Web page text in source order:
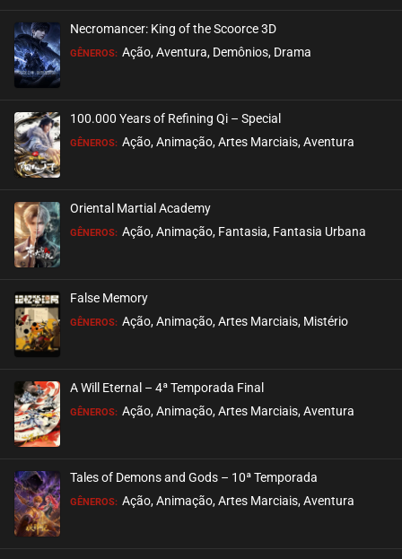
Necromancer: King of the Scoorce 3D
GÊNEROS: Ação, Aventura, Demônios, Drama
100.000 Years of Refining Qi – Special
GÊNEROS: Ação, Animação, Artes Marciais, Aventura
Oriental Martial Academy
GÊNEROS: Ação, Animação, Fantasia, Fantasia Urbana
False Memory
GÊNEROS: Ação, Animação, Artes Marciais, Mistério
A Will Eternal – 4ª Temporada Final
GÊNEROS: Ação, Animação, Artes Marciais, Aventura
Tales of Demons and Gods – 10ª Temporada
GÊNEROS: Ação, Animação, Artes Marciais, Aventura